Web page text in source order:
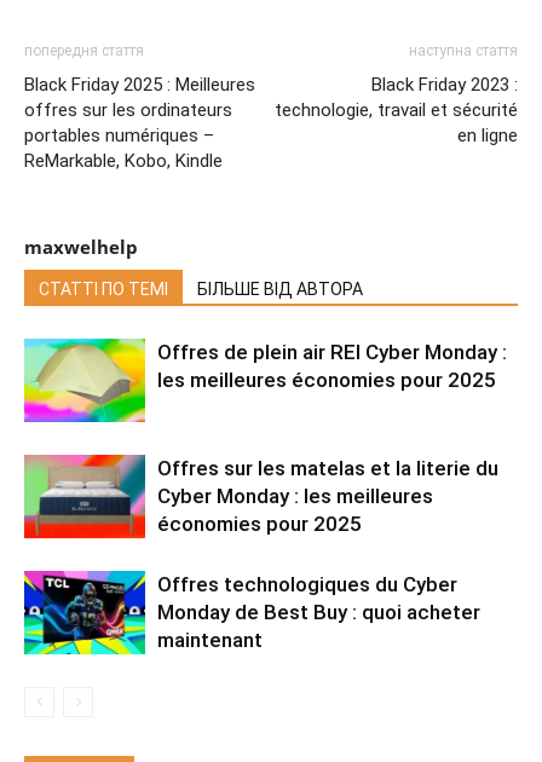
попередня стаття
Black Friday 2025 : Meilleures
offres sur les ordinateurs
portables numériques –
ReMarkable, Kobo, Kindle
наступна стаття
Black Friday 2023 :
technologie, travail et sécurité
en ligne
maxwelhelp
СТАТТІ ПО ТЕМІ БІЛЬШЕ ВІД АВТОРА
Offres de plein air REI Cyber ​​Monday :
les meilleures économies pour 2025
Offres sur les matelas et la literie du
Cyber Monday : les meilleures
économies pour 2025
Offres technologiques du Cyber ​​
Monday de Best Buy : quoi acheter
maintenant